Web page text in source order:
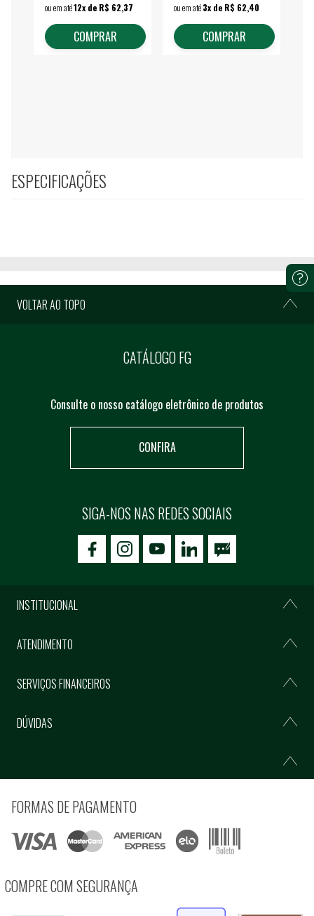
ou em até12x de R$ 62,37
COMPRAR
ou em até3x de R$ 62,40
COMPRAR
ESPECIFICAÇÕES
VOLTAR AO TOPO
CATÁLOGO FG
Consulte o nosso catálogo eletrônico de produtos
CONFIRA
SIGA-NOS NAS REDES SOCIAIS
icon-facebookicon-social02icon-social03
INSTITUCIONAL
ATENDIMENTO
SERVIÇOS FINANCEIROS
DÚVIDAS
FORMAS DE PAGAMENTO
COMPRE COM SEGURANÇA